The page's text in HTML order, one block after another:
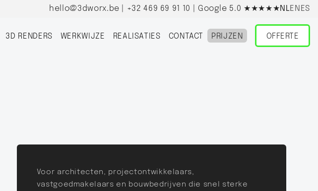
hello@3dworx.be +32 469 69 91 10 | Google 5.0 ★★★★★NLEN ES
3D RENDERS WERKWIJZE REALISATIES CONTACT PRIJZEN OFFERTE
Voor architecten, projectontwikkelaars,
vastgoedmakelaars en bouwbedrijven die snel sterke